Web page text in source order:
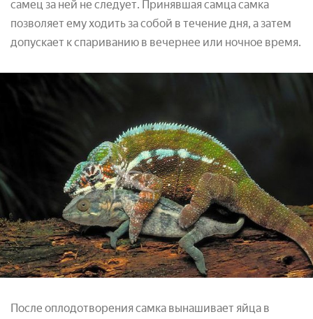
самец за ней не следует. Принявшая самца самка
позволяет ему ходить за собой в течение дня, а затем
допускает к спариванию в вечернее или ночное время.
После оплодотворения самка вынашивает яйца в